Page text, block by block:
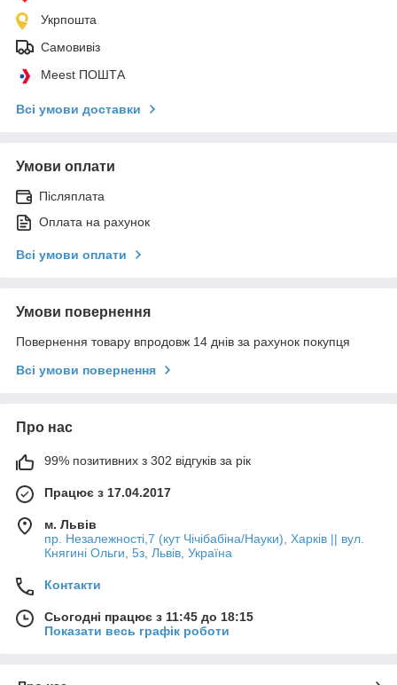
Укрпошта
Самовивіз
Meest ПОШТА
Всі умови доставки
Умови оплати
Післяплата
Оплата на рахунок
Всі умови оплати
Умови повернення
Повернення товару впродовж 14 днів за рахунок покупця
Всі умови повернення
Про нас
99% позитивних з 302 відгуків за рік
Працює з 17.04.2017
м. Львів
пр. Незалежності,7 (кут Чічібабіна/Науки), Харків || вул.
Княгині Ольги, 5з, Львів, Україна
Контакти
Сьогодні працює з 11:45 до 18:15
Показати весь графік роботи